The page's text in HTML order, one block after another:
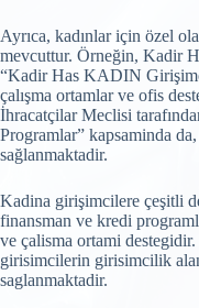
Ayrıca, kadınlar için özel
mevcuttur. Örneğin, Kadir
“Kadir Has KADIN
çalışma ortamlar ve ofis
İhracatçilar Meclisi
Programlar” kapsaminda
sağlanmaktadir.
Kadina girişimcilere çeşitli
finansman ve kredi
ve çalisma ortami
girisimcilerin girisimcilik
saglanmaktadir.